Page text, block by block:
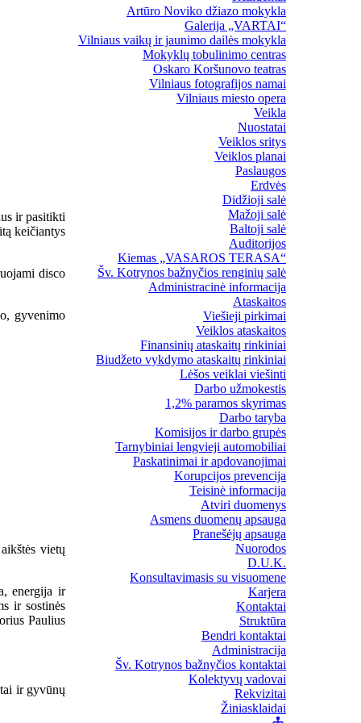
Artūro Noviko džiazo mokykla
Galerija „VARTAI“
Vilniaus vaikų ir jaunimo dailės mokykla
Mokyklų tobulinimo centras
Oskaro Koršunovo teatras
Vilniaus fotografijos namai
Vilniaus miesto opera
Veikla
Nuostatai
Veiklos sritys
Veiklos planai
Paslaugos
Erdvės
Didžioji salė
Mažoji salė
Baltoji salė
Auditorijos
Kiemas „VASAROS TERASA“
Šv. Kotrynos bažnyčios renginių salė
Administracinė informacija
Ataskaitos
Viešieji pirkimai
Veiklos ataskaitos
Finansinių ataskaitų rinkiniai
Biudžeto vykdymo ataskaitų rinkiniai
Lėšos veiklai viešinti
Darbo užmokestis
1,2% paramos skyrimas
Darbo taryba
Komisijos ir darbo grupės
Tarnybiniai lengvieji automobiliai
Paskatinimai ir apdovanojimai
Korupcijos prevencija
Teisinė informacija
Atviri duomenys
Asmens duomenų apsauga
Pranešėjų apsauga
Nuorodos
D.U.K.
Konsultavimasis su visuomene
Karjera
Kontaktai
Struktūra
Bendri kontaktai
Administracija
Šv. Kotrynos bažnyčios kontaktai
Kolektyvų vadovai
Rekvizitai
Žiniasklaidai
ir pasitikti
keičiantys
disco
gyvenimo
vietų
energija ir
ir sostinės
Paulius
ir gyvūnų